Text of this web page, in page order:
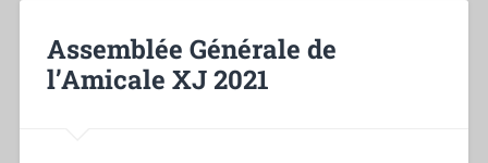
Assemblée Générale de
l’Amicale XJ 2021